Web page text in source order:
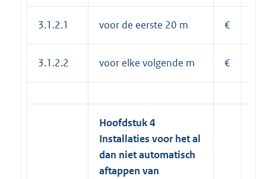
3.1.2.1 voor de eerste 20 m €
3.1.2.2 voor elke volgende m €
Hoofdstuk 4
Installaties voor het al
dan niet automatisch
aftappen van